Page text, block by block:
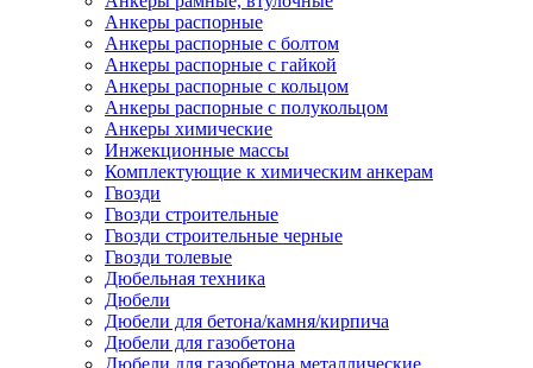
Анкеры распорные
Анкеры распорные с болтом
Анкеры распорные с гайкой
Анкеры распорные с кольцом
Анкеры распорные с полукольцом
Анкеры химические
Инжекционные массы
Комплектующие к химическим анкерам
Гвозди
Гвозди строительные
Гвозди строительные черные
Гвозди толевые
Дюбельная техника
Дюбели
Дюбели для бетона/камня/кирпича
Дюбели для газобетона
Дюбели для газобетона металлические